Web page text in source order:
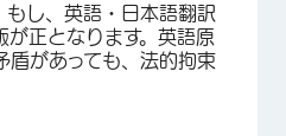
×
もし、英語・日本語翻訳
が正となります。英語原
盾があっても、法的拘束